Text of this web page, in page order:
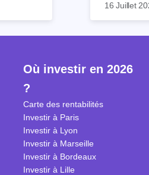
ce
article.
pour
la règle
secondes
fenêtres"
sécuriser
16 Juillet
Où investir en 2026
?
Carte des rentabilités
Investir à Paris
Investir à Lyon
Investir à Marseille
Investir à Bordeaux
Investir à Lille